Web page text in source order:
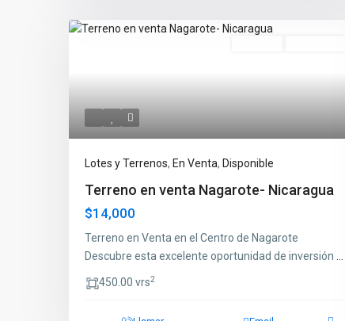
Lotes y Terrenos, En Venta, Disponible
Terreno en venta Nagarote- Nicaragua
$14,000
Terreno en Venta en el Centro de Nagarote
Descubre esta excelente oportunidad de inversión
450.00 vrs2